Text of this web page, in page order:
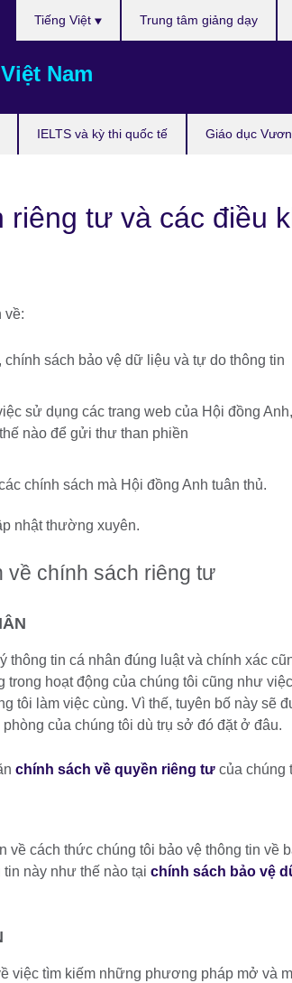
Việt Nam
IELTS và kỳ thi quốc tế Giáo dục
Tiếng Việt Trung tâm giảng dạy
riêng tư và các điều
về:
sách bảo vệ dữ liệu và tự do thông tin
sử dụng các trang web của Hội đồng
nào để gửi thư than phiền
chính sách mà Hội đồng Anh tuân thủ.
nhật thường xuyên.
về chính sách riêng tư
thông tin cá nhân đúng luật và chính xác
trong hoạt động của chúng tôi cũng như
tôi làm việc cùng. Vì thế, tuyên bố này sẽ
của chúng tôi dù trụ sở đó đặt ở đâu.
chính sách về quyền riêng tư của chúng
về cách thức chúng tôi bảo vệ thông tin về
này như thế nào tại chính sách bảo vệ
việc tìm kiếm những phương pháp mở và